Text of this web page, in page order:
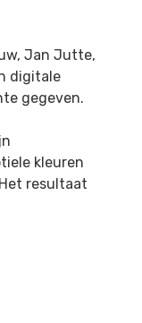
Jan Jutte,
digitale
gegeven.
kleuren
resultaat